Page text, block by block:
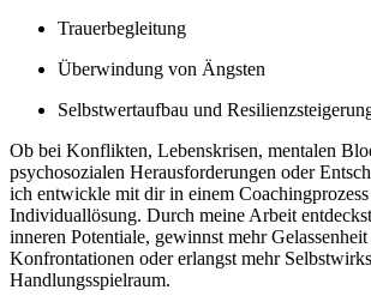
Trauerbegleitung
Überwindung von Ängsten
Selbstwertaufbau und
Ob bei Konflikten, Lebenskrisen, mentalen
psychosozialen Herausforderungen oder
ich entwickle mit dir in einem Coachingprozess
Individuallösung. Durch meine Arbeit
inneren Potentiale, gewinnst mehr
Konfrontationen oder erlangst mehr
Handlungsspielraum.